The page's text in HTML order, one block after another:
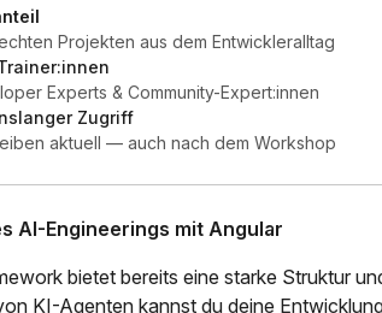
Projekten aus dem Entwickleralltag
Experts & Community-Expert:innen
Zugriff
aktuell — auch nach dem Workshop
AI-Engineerings mit Angular
bietet bereits eine starke Struktur
KI-Agenten kannst du deine